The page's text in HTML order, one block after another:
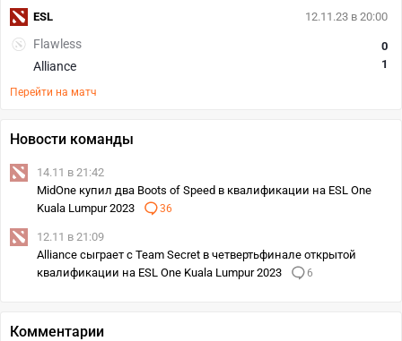
12.11.23 в 20:00
Flawless
Alliance
0
1
Перейти на матч
ESL
Новости команды
14.11 в 21:42
MidOne купил два Boots of Speed в квалификации на ESL One
Kuala Lumpur 2023
36
12.11 в 21:09
Alliance сыграет с Team Secret в четвертьфинале открытой
квалификации на ESL One Kuala Lumpur 2023
6
Комментарии